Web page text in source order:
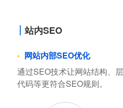
站内SEO
网站内部SEO优化
通过SEO技术让网站结构、
代码等更符合SEO规则。